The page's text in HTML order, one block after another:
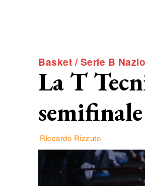
Basket / Serie B
La T
Riccardo Rizzuto